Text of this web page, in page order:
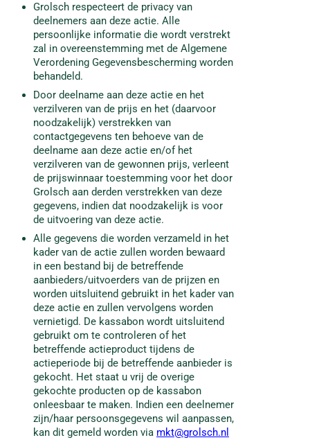
Grolsch respecteert de privacy van
deelnemers aan deze actie. Alle
persoonlijke informatie die wordt verstrekt
zal in overeenstemming met de Algemene
Verordening Gegevensbescherming worden
behandeld.
Door deelname aan deze actie en het
verzilveren van de prijs en het (daarvoor
noodzakelijk) verstrekken van
contactgegevens ten behoeve van de
deelname aan deze actie en/of het
verzilveren van de gewonnen prijs, verleent
de prijswinnaar toestemming voor het door
Grolsch aan derden verstrekken van deze
gegevens, indien dat noodzakelijk is voor
de uitvoering van deze actie.
Alle gegevens die worden verzameld in het
kader van de actie zullen worden bewaard
in een bestand bij de betreffende
aanbieders/uitvoerders van de prijzen en
worden uitsluitend gebruikt in het kader van
deze actie en zullen vervolgens worden
vernietigd. De kassabon wordt uitsluitend
gebruikt om te controleren of het
betreffende actieproduct tijdens de
actieperiode bij de betreffende aanbieder is
gekocht. Het staat u vrij de overige
gekochte producten op de kassabon
onleesbaar te maken. Indien een deelnemer
zijn/haar persoonsgegevens wil aanpassen,
kan dit gemeld worden via mkt@grolsch.nl